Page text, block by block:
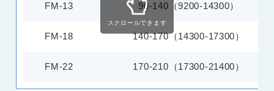
FM-13 90-140（9200-14300）
FM-18 140-170（14300-17300）
FM-22 170-210（17300-21400）
スクロールできます